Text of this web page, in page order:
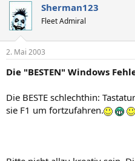
Sherman123
Fleet Admiral
2. Mai 2003
Die "BESTEN" Windows
Die BESTE schlechthin:
sie F1 um fortzufahren.